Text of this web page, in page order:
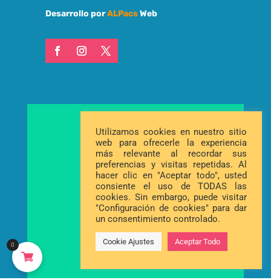
Desarrollo porALPacsWeb
Utilizamos cookies en nuestro sitio
web para ofrecerle la experiencia
más relevante al recordar sus
preferencias y visitas repetidas. Al
hacer clic en "Aceptar todo", usted
consiente el uso de TODAS las
cookies. Sin embargo, puede visitar
"Configuración de cookies" para dar
un consentimiento controlado.
Cookie Ajustes Aceptar Todo
0